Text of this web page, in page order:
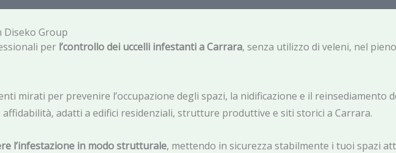
Diseko Group
per l’controllo dei uccelli infestanti a Carrara, senza utilizzo di veleni, nel
mirati per prevenire l’occupazione degli spazi, la nidificazione e il reinsediamento
adatti a edifici residenziali, strutture produttive e siti storici a Carrara.
l’infestazione in modo strutturale, mettendo in sicurezza stabilmente i tuoi spazi